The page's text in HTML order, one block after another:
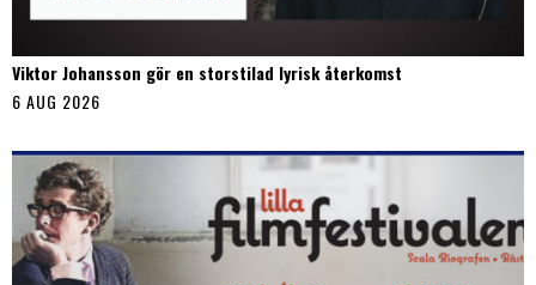
Viktor Johansson gör en storstilad lyrisk återkomst
6 AUG 2026